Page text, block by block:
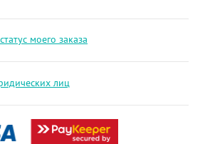
моего заказа
лиц